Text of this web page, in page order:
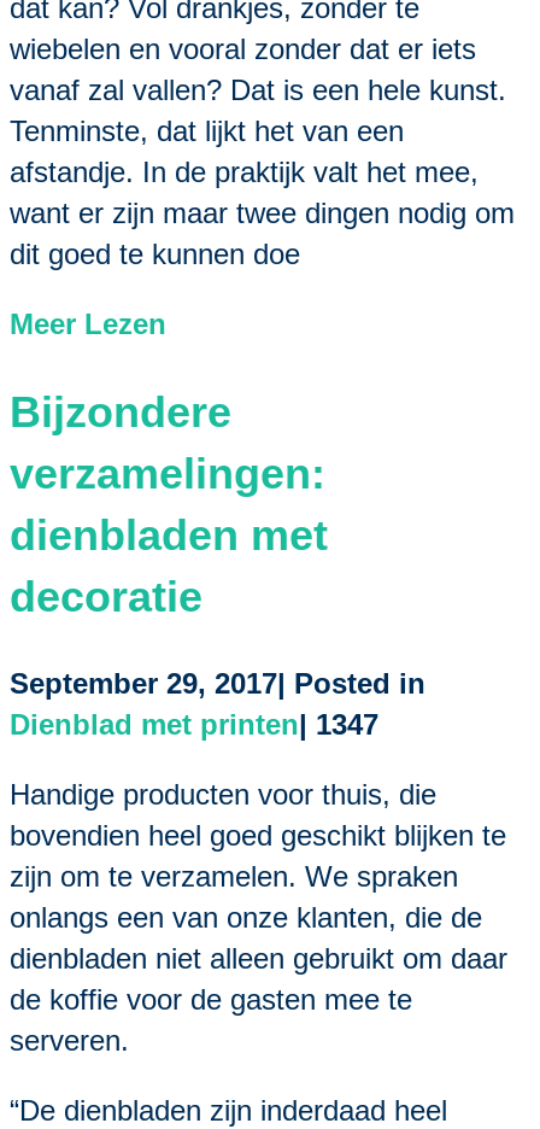
dat kan? Vol drankjes, zonder te
wiebelen en vooral zonder dat er iets
vanaf zal vallen? Dat is een hele kunst.
Tenminste, dat lijkt het van een
afstandje. In de praktijk valt het mee,
want er zijn maar twee dingen nodig om
dit goed te kunnen doe
Meer Lezen
Bijzondere
verzamelingen:
dienbladen met
decoratie
September 29, 2017| Posted in
Dienblad met printen| 1347
Handige producten voor thuis, die
bovendien heel goed geschikt blijken te
zijn om te verzamelen. We spraken
onlangs een van onze klanten, die de
dienbladen niet alleen gebruikt om daar
de koffie voor de gasten mee te
serveren.
“De dienbladen zijn inderdaad heel